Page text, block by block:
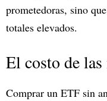
prometedoras, sino
totales elevados.
El costo de
Comprar un ETF sin